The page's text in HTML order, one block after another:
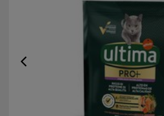
Previous